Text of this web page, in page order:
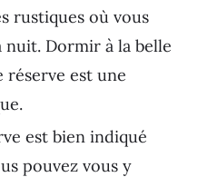
rustiques où vous
nuit. Dormir à la belle
est une
est bien indiqué
pouvez vous y